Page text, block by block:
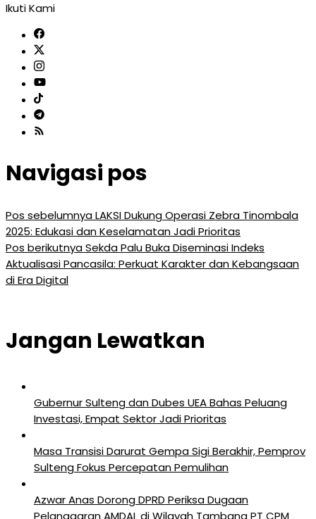
Ikuti Kami
Navigasi pos
Pos sebelumnyaLAKSI Dukung Operasi Zebra Tinombala
2025: Edukasi dan Keselamatan Jadi Prioritas
Pos berikutnyaSekda Palu Buka Diseminasi Indeks
Aktualisasi Pancasila: Perkuat Karakter dan Kebangsaan
di Era Digital
Jangan Lewatkan
Gubernur Sulteng dan Dubes UEA Bahas Peluang
Investasi, Empat Sektor Jadi Prioritas
Masa Transisi Darurat Gempa Sigi Berakhir, Pemprov
Sulteng Fokus Percepatan Pemulihan
Azwar Anas Dorong DPRD Periksa Dugaan
Pelanggaran AMDAL di Wilayah Tambang PT CPM